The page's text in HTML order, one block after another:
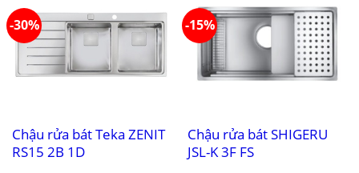
-30%
Chậu rửa bát Teka ZENIT
RS15 2B 1D
-15%
Chậu rửa bát SHIGERU
JSL-K 3F FS